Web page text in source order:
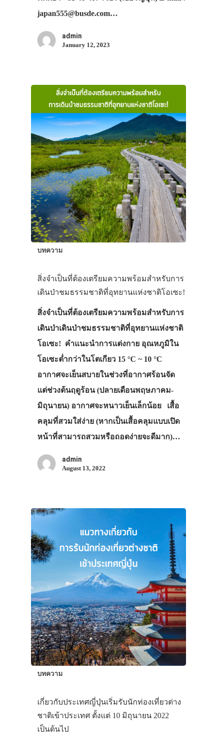
japan555@busde.com…
admin
January 12, 2023
บทความ
สิ่งจำเป็นที่ต้องเตรียมความพร้อมสำหรับการ
เดินป่าชมธรรมชาติที่อุทยานแห่งชาติโอเซะ!
สิ่งจำเป็นที่ต้องเตรียมความพร้อมสำหรับการ
เดินป่าเดินป่าชมธรรมชาติที่อุทยานแห่งชาติ
โอเซะ! คำแนะนำการแต่งกาย อุณหภูมิใน
โอเซะต่ำกว่าในโตเกียว 15 °C ~ 10 °C
อากาศจะเย็นสบายในช่วงที่อากาศร้อนจัด
แต่ช่วงต้นฤดูร้อน (ปลายเดือนพฤษภาคม-
มิถุนายน) อากาศจะหนาวเย็นเล็กน้อย เสื้อ
คลุมที่สวมใส่ง่าย (หากเป็นเสื้อคลุมแบบเปิด
หน้าที่สามารถสวมหรือถอดง่ายจะดีมาก)…
admin
August 13, 2022
บทความ
เกี่ยวกับประเทศญี่ปุ่นเริ่มรับนักท่องเที่ยวต่าง
ชาติเข้าประเทศ ตั้งแต่ 10 มิถุนายน 2022
เป็นต้นไป